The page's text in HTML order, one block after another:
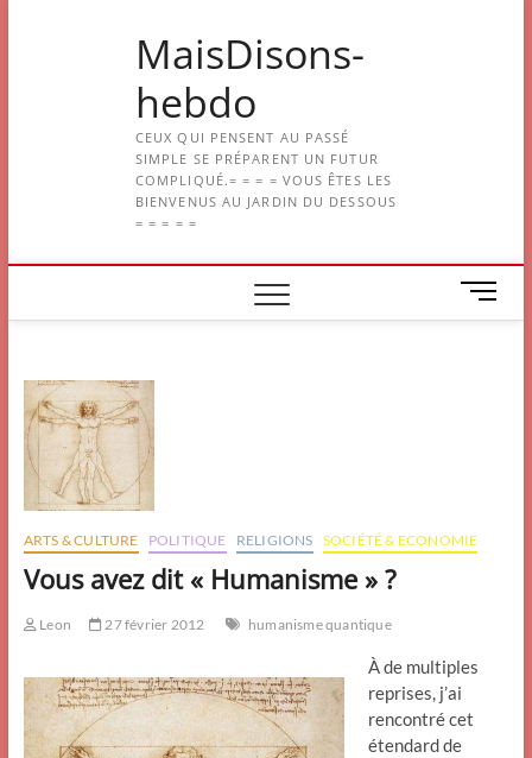
MaisDisons-
hebdo
CEUX QUI PENSENT AU PASSÉ
SIMPLE SE PRÉPARENT UN FUTUR
COMPLIQUÉ.= = = = VOUS ÊTES LES
BIENVENUS AU JARDIN DU DESSOUS
= = = = =
M
e
ARTS & CULTURE POLITIQUE RELIGIONS SOCIÉTÉ & ECONOMIE
Vous avez dit « Humanisme » ?
Leon 27 février 2012 humanisme quantique
À de multiples
reprises, j’ai
rencontré cet
étendard de